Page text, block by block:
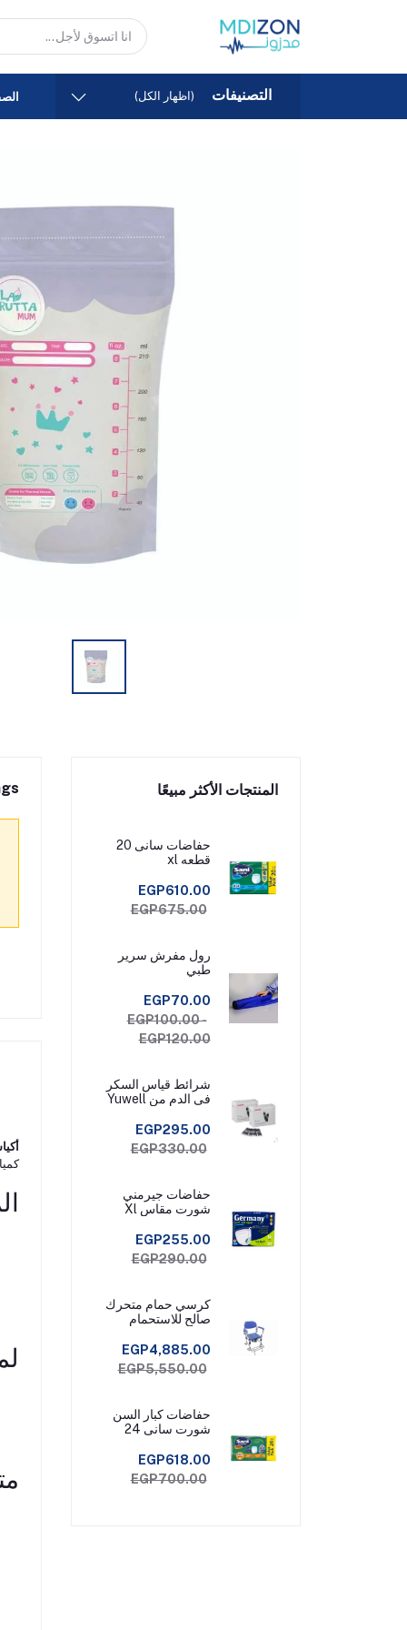
التصنيفات (اظهار الكل)
المنتجات الأكثر مبيعًا
حفاضات سانى 20
قطعه xl
EGP610.00
EGP675.00
رول مفرش سرير
طبي
EGP70.00
EGP100.00 -
EGP120.00
شرائط قياس السكر
فى الدم من Yuwell
شريط قياس
EGP295.00
EGP330.00
حفاضات جيرمني
شورت مقاس Xl
EGP255.00
EGP290.00
كرسي حمام متحرك
صالح للاستحمام
EGP4,885.00
EGP5,550.00
حفاضات كبار السن
شورت سانى 24
EGP618.00
EGP700.00